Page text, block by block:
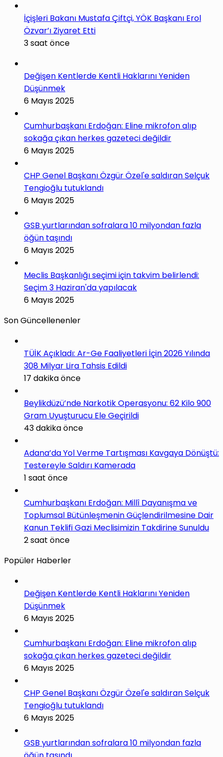
İçişleri Bakanı Mustafa Çiftçi, YÖK Başkanı Erol
Özvar’ı Ziyaret Etti
3 saat önce
Değişen Kentlerde Kentli Haklarını Yeniden
Düşünmek
6 Mayıs 2025
Cumhurbaşkanı Erdoğan: Eline mikrofon alıp
sokağa çıkan herkes gazeteci değildir
6 Mayıs 2025
CHP Genel Başkanı Özgür Özel'e saldıran Selçuk
Tengioğlu tutuklandı
6 Mayıs 2025
GSB yurtlarından sofralara 10 milyondan fazla
öğün taşındı
6 Mayıs 2025
Meclis Başkanlığı seçimi için takvim belirlendi:
Seçim 3 Haziran'da yapılacak
6 Mayıs 2025
Son Güncellenenler
TÜİK Açıkladı: Ar-Ge Faaliyetleri İçin 2026 Yılında
308 Milyar Lira Tahsis Edildi
17 dakika önce
Beylikdüzü’nde Narkotik Operasyonu: 62 Kilo 900
Gram Uyuşturucu Ele Geçirildi
43 dakika önce
Adana’da Yol Verme Tartışması Kavgaya Dönüştü:
Testereyle Saldırı Kamerada
1 saat önce
Cumhurbaşkanı Erdoğan: Millî Dayanışma ve
Toplumsal Bütünleşmenin Güçlendirilmesine Dair
Kanun Teklifi Gazi Meclisimizin Takdirine Sunuldu
2 saat önce
Popüler Haberler
Değişen Kentlerde Kentli Haklarını Yeniden
Düşünmek
6 Mayıs 2025
Cumhurbaşkanı Erdoğan: Eline mikrofon alıp
sokağa çıkan herkes gazeteci değildir
6 Mayıs 2025
CHP Genel Başkanı Özgür Özel'e saldıran Selçuk
Tengioğlu tutuklandı
6 Mayıs 2025
GSB yurtlarından sofralara 10 milyondan fazla